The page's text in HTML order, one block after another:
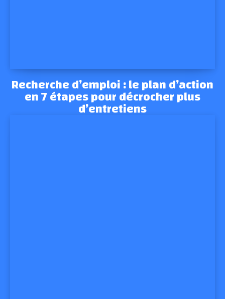
Recherche d’emploi : le plan d’action
en 7 étapes pour décrocher plus
d’entretiens